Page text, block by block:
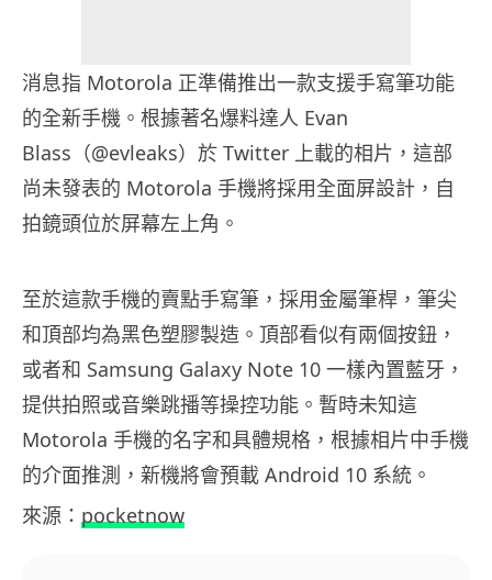
消息指 Motorola 正準備推出一款支援手寫筆功能
的全新手機。根據著名爆料達人 Evan
Blass（@evleaks）於 Twitter 上載的相片，這部
尚未發表的 Motorola 手機將採用全面屏設計，自
拍鏡頭位於屏幕左上角。
至於這款手機的賣點手寫筆，採用金屬筆桿，筆尖
和頂部均為黑色塑膠製造。頂部看似有兩個按鈕，
或者和 Samsung Galaxy Note 10 一樣內置藍牙，
提供拍照或音樂跳播等操控功能。暫時未知這
Motorola 手機的名字和具體規格，根據相片中手機
的介面推測，新機將會預載 Android 10 系統。
來源： pocketnow